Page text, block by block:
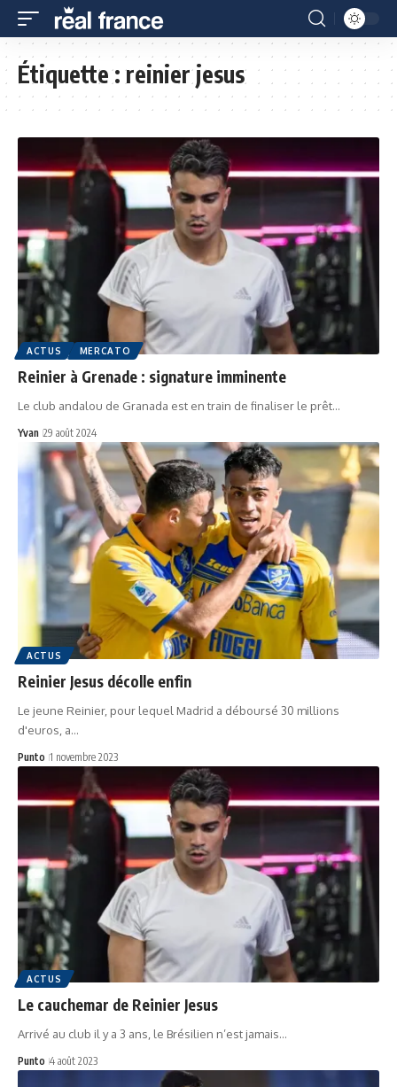
Étiquette :reinier jesus
ACTUS MERCATO
Reinier à Grenade : signature imminente
Le club andalou de Granada est en train de finaliser le prêt…
Yvan 29 août 2024
ACTUS
Reinier Jesus décolle enfin
Le jeune Reinier, pour lequel Madrid a déboursé 30 millions
d'euros, a…
Punto 1 novembre 2023
ACTUS
Le cauchemar de Reinier Jesus
Arrivé au club il y a 3 ans, le Brésilien n’est jamais…
Punto 4 août 2023